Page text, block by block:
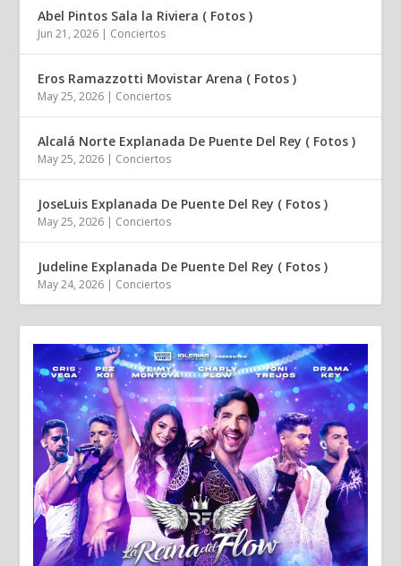
Abel Pintos Sala la Riviera ( Fotos )
Jun 21, 2026 | Conciertos
Eros Ramazzotti Movistar Arena ( Fotos )
May 25, 2026 | Conciertos
Alcalá Norte Explanada De Puente Del Rey ( Fotos )
May 25, 2026 | Conciertos
JoseLuis Explanada De Puente Del Rey ( Fotos )
May 25, 2026 | Conciertos
Judeline Explanada De Puente Del Rey ( Fotos )
May 24, 2026 | Conciertos